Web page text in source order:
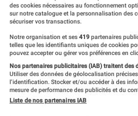
et guides Tests
des cookies nécessaires au fonctionnement
sur notre catalogue et la personnalisation des
sécuriser vos transactions.
Notre organisation et ses 419 partenaires
telles que les identifiants uniques de cookies
pouvez accepter ou gérer vos préférences en
Nos partenaires publicitaires (IAB) traitent des
Utiliser des données de géolocalisation
l’identification. Stocker et/ou accéder à des
mesure de performance des publicités et du
Liste de nos partenaires IAB